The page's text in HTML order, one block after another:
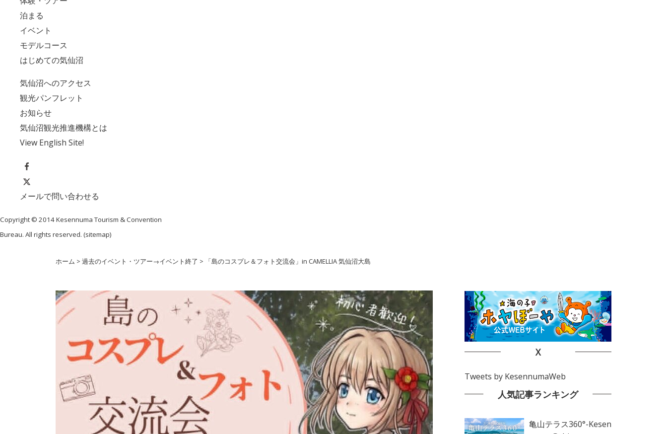
泊まる
イベント
モデルコース
はじめての気仙沼
気仙沼へのアクセス
観光パンフレット
お知らせ
気仙沼観光推進機構とは
View English Site!
メールで問い合わせる
Copyright © 2014 Kesennuma Tourism & Convention
Bureau. All rights reserved. (sitemap)
ホーム > 過去のイベント・ツアー→イベント終了 > 「島のコスプレ＆フォト交流会」in CAMELLIA 気仙沼大島
X
Tweets by KesennumaWeb
人気記事ランキング
亀山テラス360°-Kesen